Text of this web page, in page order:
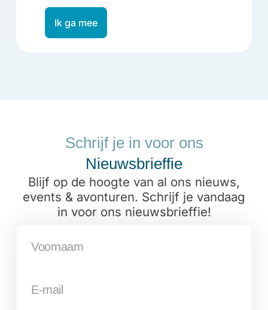
Ik ga mee
Schrijf je in voor ons
Nieuwsbrieffie
Blijf op de hoogte van al ons nieuws,
events & avonturen. Schrijf je vandaag
in voor ons nieuwsbrieffie!